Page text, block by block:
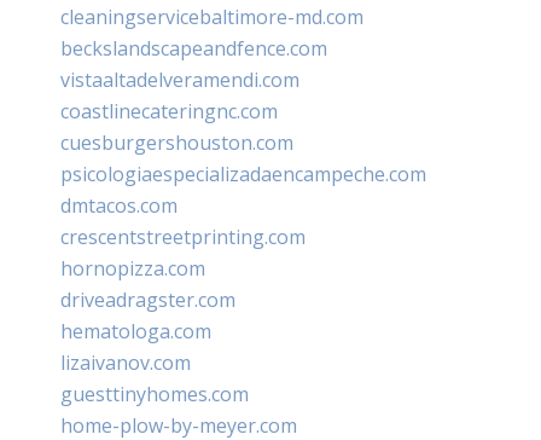
cleaningservicebaltimore-md.com
beckslandscapeandfence.com
vistaaltadelveramendi.com
coastlinecateringnc.com
cuesburgershouston.com
psicologiaespecializadaencampeche.com
dmtacos.com
crescentstreetprinting.com
hornopizza.com
driveadragster.com
hematologa.com
lizaivanov.com
guesttinyhomes.com
home-plow-by-meyer.com